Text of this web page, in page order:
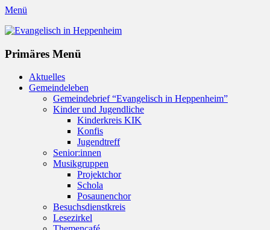
Menü
Evangelisch in Heppenheim
Primäres Menü
Zum
Inhalt
Aktuelles
Gemeindeleben
Gemeindebrief “Evangelisch in Heppenheim”
Kinder und Jugendliche
Kinderkreis KIK
Konfis
Jugendtreff
Senior:innen
Musikgruppen
Projektchor
Schola
Posaunenchor
Besuchsdienstkreis
Lesezirkel